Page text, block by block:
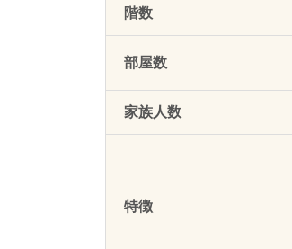
階数
部屋数
家族人数
特徴